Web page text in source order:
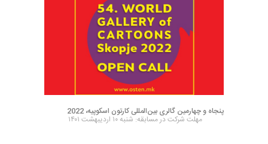
پنجاه و چهارمین گالری بین‌المللی کارتون اسکوپیه، 2022
مهلت شرکت در مسابقه: شنبه ۱۰ اردیبهشت ۱۴۰۱